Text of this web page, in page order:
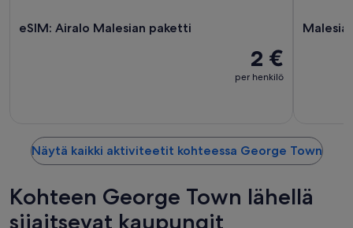
eSIM: Airalo Malesian paketti
2 €
per henkilö
Näytä kaikki aktiviteetit kohteessa George Town
Kohteen George Town lähellä
sijaitsevat kaupungit